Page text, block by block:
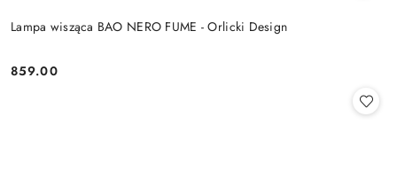
Lampa wisząca BAO NERO FUME - Orlicki Design
Cena:
859.00